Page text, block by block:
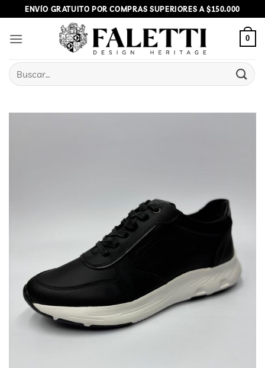
to
content
ENVÍO GRATUITO POR COMPRAS SUPERIORES A $150.000
0
Buscar
por: